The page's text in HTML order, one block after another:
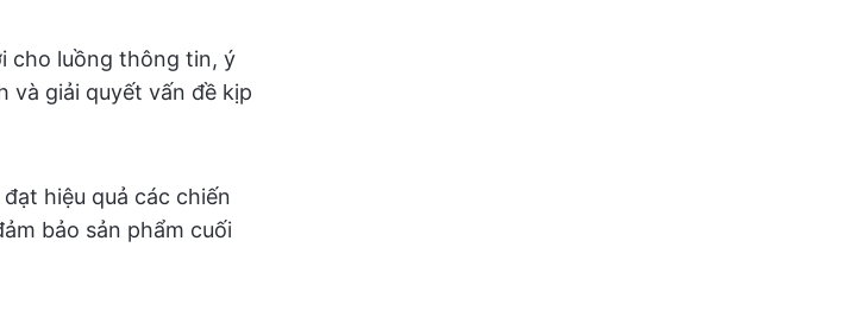
cho luồng thông tin, ý
và giải quyết vấn đề kịp
hiệu quả các chiến
bảo sản phẩm cuối